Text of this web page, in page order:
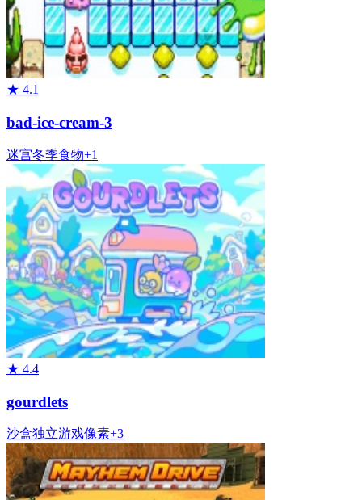
★ 4.1
bad-ice-cream-3
迷宫冬季食物+1
★ 4.4
gourdlets
沙盒独立游戏像素+3